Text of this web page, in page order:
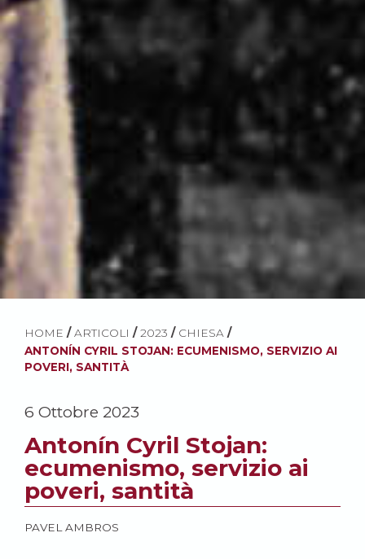
HOME / ARTICOLI / 2023 / CHIESA /
ANTONÍN CYRIL STOJAN: ECUMENISMO, SERVIZIO AI
POVERI, SANTITÀ
6 Ottobre 2023
Antonín Cyril Stojan:
ecumenismo, servizio ai
poveri, santità
PAVEL AMBROS